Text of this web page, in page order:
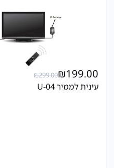
₪299.00₪199.00
עינית לממיר U-04